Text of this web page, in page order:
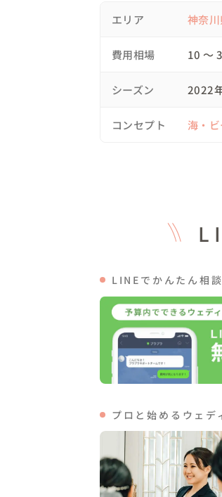
15:30 移動休憩
18:00 撮影終了
19:00 お着替え(レンタ
結果的に撮影させてい
止んだタイミングで後
新郎新婦さんは「表情
喋り倒しました！笑
城ヶ島に向かう道には
新婦さんが新郎さんの蝶
▽こんな人にオススメ
「神奈川の海岸で撮影し
「自然体な写真が撮りた
「堅苦しいのは苦手」
「私たちの雰囲気に合
エリア 神奈
費用相場 10 〜
シーズン 2022
コンセプト 海・
LINEでかんたん相談
プロと始めるウェデ